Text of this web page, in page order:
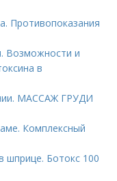
Противопоказания
Возможности и
в
МАССАЖ ГРУДИ
Комплексный
шприце. Ботокс 100